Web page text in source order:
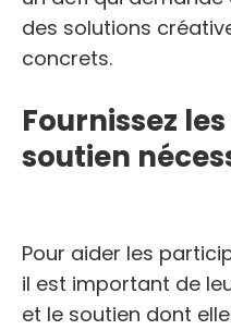
des solutions
concrets.
Fournissez
soutien
Pour aider les
il est important de
et le soutien dont